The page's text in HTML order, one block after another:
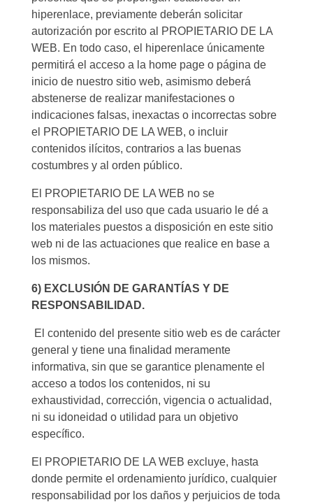
hiperenlace, previamente deberán solicitar
autorización por escrito al PROPIETARIO DE LA
WEB. En todo caso, el hiperenlace únicamente
permitirá el acceso a la home page o página de
inicio de nuestro sitio web, asimismo deberá
abstenerse de realizar manifestaciones o
indicaciones falsas, inexactas o incorrectas sobre
el PROPIETARIO DE LA WEB, o incluir
contenidos ilícitos, contrarios a las buenas
costumbres y al orden público.
El PROPIETARIO DE LA WEB no se
responsabiliza del uso que cada usuario le dé a
los materiales puestos a disposición en este sitio
web ni de las actuaciones que realice en base a
los mismos.
6) EXCLUSIÓN DE GARANTÍAS Y DE
RESPONSABILIDAD.
El contenido del presente sitio web es de carácter
general y tiene una finalidad meramente
informativa, sin que se garantice plenamente el
acceso a todos los contenidos, ni su
exhaustividad, corrección, vigencia o actualidad,
ni su idoneidad o utilidad para un objetivo
específico.
El PROPIETARIO DE LA WEB excluye, hasta
donde permite el ordenamiento jurídico, cualquier
responsabilidad por los daños y perjuicios de toda